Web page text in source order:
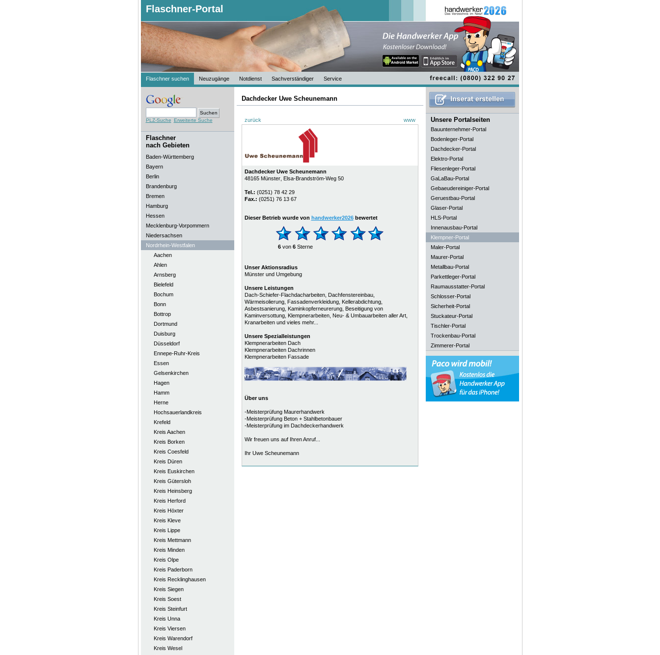
Flaschner-Portal
Flaschner suchen Neuzugänge Notdienst Sachverständiger Service
PLZ-Suche Erweiterte Suche
Flaschner
nach Gebieten
Baden-Württemberg
Bayern
Berlin
Brandenburg
Bremen
Hamburg
Hessen
Mecklenburg-Vorpommern
Niedersachsen
Nordrhein-Westfalen
Aachen
Ahlen
Arnsberg
Bielefeld
Bochum
Bonn
Bottrop
Dortmund
Duisburg
Düsseldorf
Ennepe-Ruhr-Kreis
Essen
Gelsenkirchen
Hagen
Hamm
Herne
Hochsauerlandkreis
Krefeld
Kreis Aachen
Kreis Borken
Kreis Coesfeld
Kreis Düren
Kreis Euskirchen
Kreis Gütersloh
Kreis Heinsberg
Kreis Herford
Kreis Höxter
Kreis Kleve
Kreis Lippe
Kreis Mettmann
Kreis Minden
Kreis Olpe
Kreis Paderborn
Kreis Recklinghausen
Kreis Siegen
Kreis Soest
Kreis Steinfurt
Kreis Unna
Kreis Viersen
Kreis Warendorf
Kreis Wesel
Dachdecker Uwe Scheunemann
zurück www
Dachdecker Uwe Scheunemann
48165 Münster, Elsa-Brandström-Weg 50
Tel.: (0251) 78 42 29
Fax.: (0251) 76 13 67
Dieser Betrieb wurde von handwerker2026bewertet
6von 6Sterne
Unser Aktionsradius
Münster und Umgebung
Unsere Leistungen
Dach-Schiefer-Flachdacharbeiten, Dachfenstereinbau,
Wärmeisolierung, Fassadenverkleidung, Kellerabdichtung,
Asbestsanierung, Kaminkopferneurerung, Beseitigung von
Kaminversottung, Klempnerarbeiten, Neu- & Umbauarbeiten aller Art,
Kranarbeiten und vieles mehr...
Unsere Spezialleistungen
Klempnerarbeiten Dach
Klempnerarbeiten Dachrinnen
Klempnerarbeiten Fassade
Über uns
-Meisterprüfung Maurerhandwerk
-Meisterprüfung Beton + Stahlbetonbauer
-Meisterprüfung im Dachdeckerhandwerk
Wir freuen uns auf Ihren Anruf...
Ihr Uwe Scheunemann
Unsere Portalseiten
Bauunternehmer-Portal
Bodenleger-Portal
Dachdecker-Portal
Elektro-Portal
Fliesenleger-Portal
GaLaBau-Portal
Gebaeudereiniger-Portal
Geruestbau-Portal
Glaser-Portal
HLS-Portal
Innenausbau-Portal
Klempner-Portal
Maler-Portal
Maurer-Portal
Metallbau-Portal
Parkettleger-Portal
Raumausstatter-Portal
Schlosser-Portal
Sicherheit-Portal
Stuckateur-Portal
Tischler-Portal
Trockenbau-Portal
Zimmerer-Portal